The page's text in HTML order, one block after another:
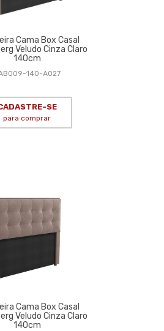
Cama Box Casal
Veludo Cinza Claro
140cm
140-A027
SE
para comprar
Cama Box Casal
Veludo Cinza Claro
140cm